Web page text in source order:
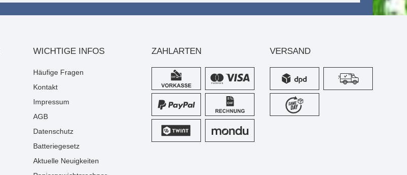
WICHTIGE INFOS
Häufige Fragen
Kontakt
Impressum
AGB
Datenschutz
Batteriegesetz
Aktuelle Neuigkeiten
ZAHLARTEN VERSAND